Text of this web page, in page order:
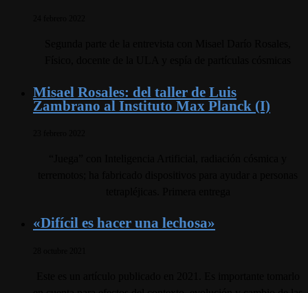
Misael Rosales: del taller de Luis
Zambrano al Instituto Max Planck (I)
«Difícil es hacer una lechosa»